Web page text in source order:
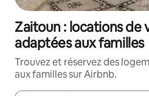
Zaitoun : locations de
adaptées aux familles
Trouvez et réservez des
aux familles sur Airbnb.